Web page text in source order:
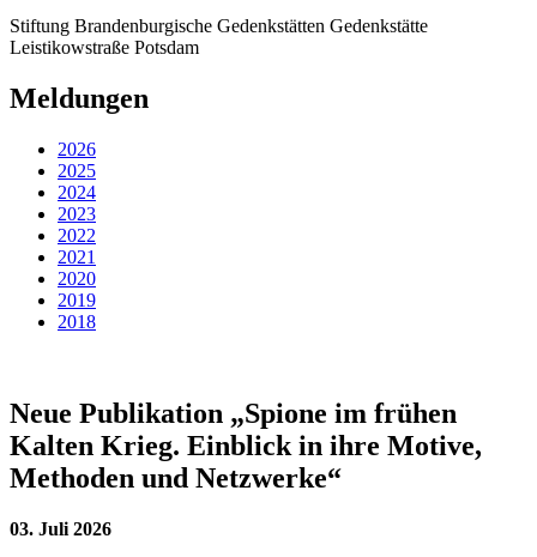
Stiftung Brandenburgische Gedenkstätten Gedenkstätte
Leistikowstraße Potsdam
Meldungen
2026
2025
2024
2023
2022
2021
2020
2019
2018
Neue Publikation „Spione im frühen
Kalten Krieg. Einblick in ihre Motive,
Methoden und Netzwerke“
03. Juli 2026